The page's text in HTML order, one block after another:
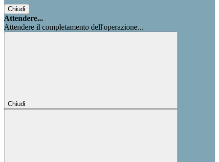
Chiudi
Attendere...
Attendere il completamento dell'operazione...
Chiudi